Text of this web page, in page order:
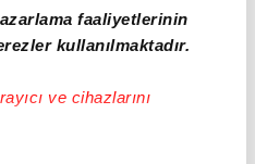
faaliyetlerinin
kullanılmaktadır.
ve cihazlarını
- Editör
#FENERBAHÇE